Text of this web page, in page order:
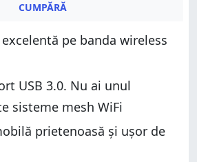
CUMPĂRĂ
pe banda wireless
USB 3.0. Nu ai unul
sisteme mesh WiFi
prietenoasă și ușor de